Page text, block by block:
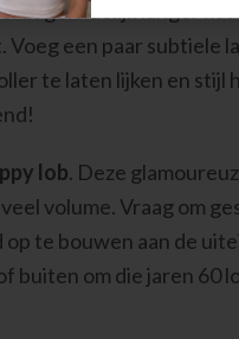
geleidelijk langer
Voeg een paar subtiele
te laten lijken en stijl
lob. Deze
volume. Vraag om
op te bouwen aan de
buiten om die jaren 60